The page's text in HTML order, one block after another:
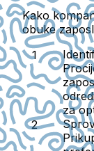
Kako
obuke
za